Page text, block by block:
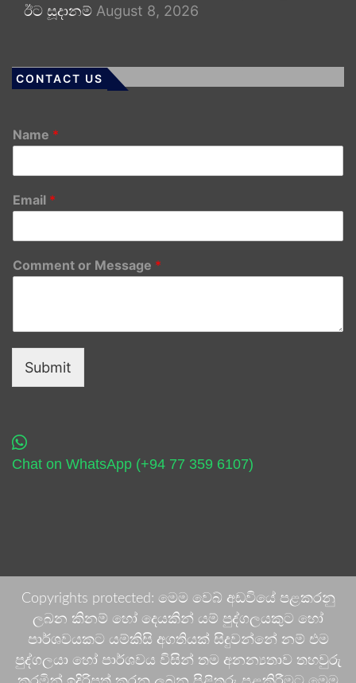
ඊට සූදානම් August 8, 2026
CONTACT US
Name *
Email *
Comment or Message *
Submit
Chat on WhatsApp (+94 77 359 6107)
Copyrights protected: මෙම වෙබ් අඩවියේ පළකරනු
ලබන කිනම් හෝ දෙයකින් යම් පුද්ගලයකුට හෝ
පාර්ශවයකට යම්කිසි අගතියක් සිදුවන්නේ නම් එම
පුද්ගලයා හෝ පාර්ශවය විසින් තම අනන්‍යතාව තහවුරු